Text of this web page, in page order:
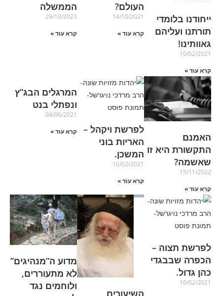
ייחודנו בלומדי
תורתנו ועליהם
גאוותינו!
10/02/2021
קרא עוד »
העולם?
14/10/2021
קרא עוד »
הממשלה
29/10/2023
קרא עוד »
האמנם
התקשורת היא זו
שאשמה?
15/11/2022
קרא עוד »
לפרשת ויקהל –
האריות בוני
המשכן.
10/02/2021
קרא עוד »
המרגלים הבג”ץ
ונפתלי בנט
04/06/2021
קרא עוד »
לפרשת תצוה –
הכפרה שבבגדי
כהן גדול.
10/02/2021
מדוע ה”מנהיגים”
לא מתעוררים,
ולוחמים נגד